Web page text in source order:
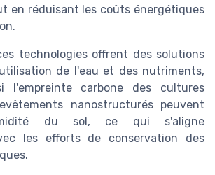
en réduisant les coûts énergétiques
technologies offrent des solutions
de l'eau et des nutriments,
l'empreinte carbone des cultures
nanostructurés peuvent
du sol, ce qui s'aligne
les efforts de conservation des